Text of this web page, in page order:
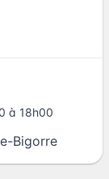
à 18h00
Bigorre